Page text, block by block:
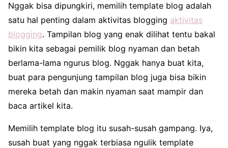
Nggak bisa dipungkiri, memilih template blog adalah
satu hal penting dalam aktivitas blogging aktivitas
blogging. Tampilan blog yang enak dilihat tentu bakal
bikin kita sebagai pemilik blog nyaman dan betah
berlama-lama ngurus blog. Nggak hanya buat kita,
buat para pengunjung tampilan blog juga bisa bikin
mereka betah dan makin nyaman saat mampir dan
baca artikel kita.
Memilih template blog itu susah-susah gampang. Iya,
susah buat yang nggak terbiasa ngulik template